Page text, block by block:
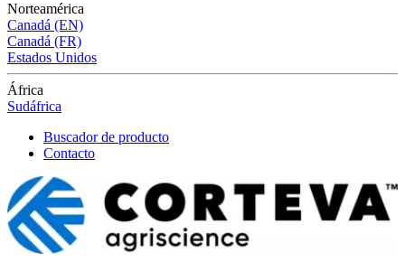
Norteamérica
Canadá (EN)
Canadá (FR)
Estados Unidos
África
Sudáfrica
Buscador de producto
Contacto